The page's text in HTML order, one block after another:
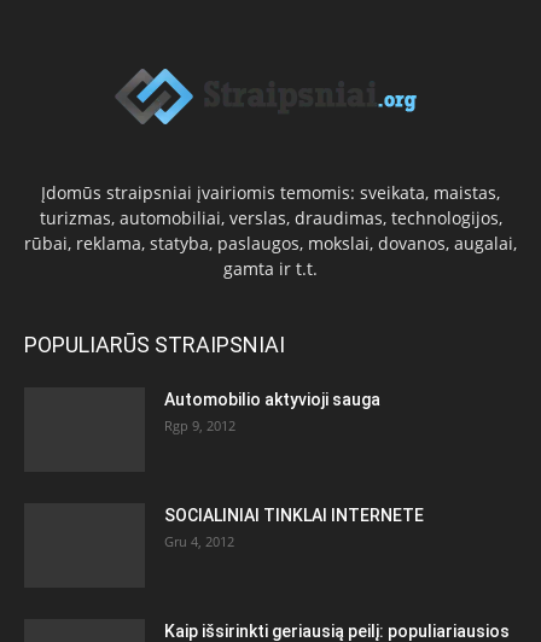
Įdomūs straipsniai įvairiomis temomis: sveikata, maistas,
turizmas, automobiliai, verslas, draudimas, technologijos,
rūbai, reklama, statyba, paslaugos, mokslai, dovanos, augalai,
gamta ir t.t.
POPULIARŪS STRAIPSNIAI
Automobilio aktyvioji sauga
Rgp 9, 2012
SOCIALINIAI TINKLAI INTERNETE
Gru 4, 2012
Kaip išsirinkti geriausią peilį: populiariausios